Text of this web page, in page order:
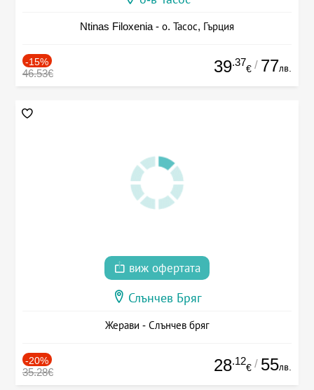
Ntinas Filoxenia - о. Тасос, Гърция
-15%
46.53€ 39.37
€ / 77лв.
виж офертата
Слънчев Бряг
Жерави - Слънчев бряг
-20%
35.28€ 28.12
€ / 55лв.